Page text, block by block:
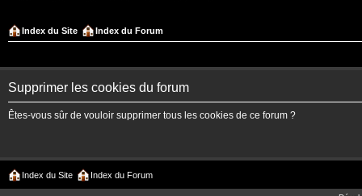
Index du Site Index du Forum
Supprimer les cookies du forum
Êtes-vous sûr de vouloir supprimer tous les cookies de ce forum ?
Index du Site Index du Forum